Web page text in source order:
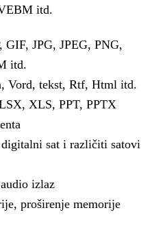
itd.
GIF, JPG, JPEG, PNG,
itd.
Vord, tekst, Rtf, Html itd.
XLS, PPT, PPTX
sat i različiti satovi
izlaz
proširenje memorije